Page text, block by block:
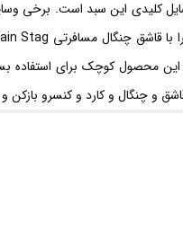
کلیدی این سبد است. برخی
محصول کوچک برای استفاده
و چنگال و کارد و کنسرو بازکن